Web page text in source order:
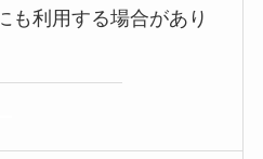
も利用する場合があり